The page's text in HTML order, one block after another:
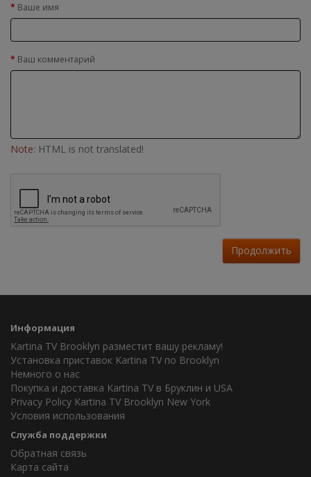
Ваше имя
Ваш комментарий
Note: HTML is not translated!
Продолжить
Информация
Kartina TV Brooklyn разместит вашу рекламу!
Установка приставок Kartina TV по Brooklyn
Немного о нас
Покупка и доставка Kartina TV в Бруклин и USA
Privacy Policy Kartina TV Brooklyn New York
Условия использования
Служба поддержки
Обратная связь
Карта сайта